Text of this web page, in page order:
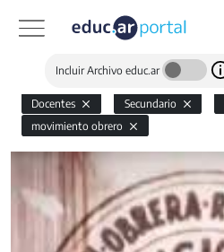
Incluir Archivo educ.ar
Docentes Secundario
movimiento obrero